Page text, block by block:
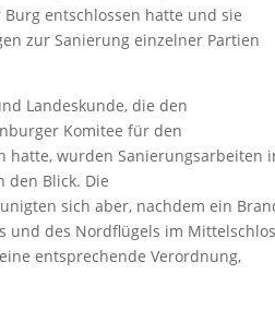
entschlossen hatte und sie
zur Sanierung einzelner Partien
Landeskunde, die den
Komitee für den
hatte, wurden Sanierungsarbeiten
den Blick. Die
sich aber, nachdem ein
und des Nordflügels im
entsprechende Verordnung,